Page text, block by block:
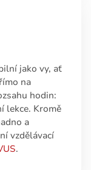
jako vy, ať
na
hodin:
lekce. Kromě
a
vzdělávací
.